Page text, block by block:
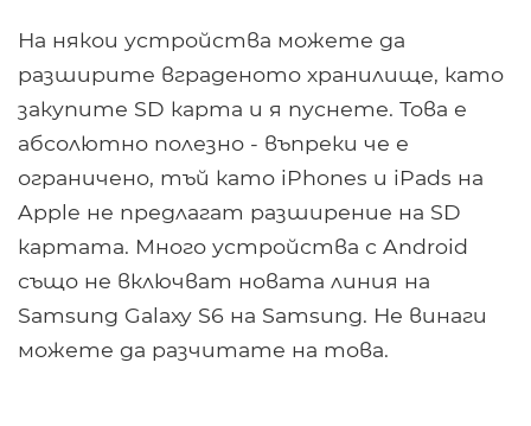
На някои устройства можете да
разширите вграденото хранилище, като
закупите SD карта и я пуснете. Това е
абсолютно полезно - въпреки че е
ограничено, тъй като iPhones и iPads на
Apple не предлагат разширение на SD
картата. Много устройства с Android
също не включват новата линия на
Samsung Galaxy S6 на Samsung. Не винаги
можете да разчитате на това.